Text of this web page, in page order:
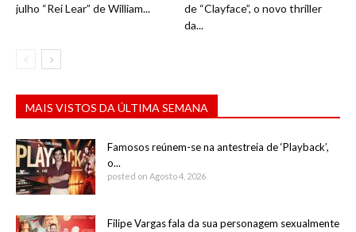
julho “Rei Lear” de William...
de “Clayface”, o novo thriller
da...
MAIS VISTOS DA ÚLTIMA SEMANA
Famosos reúnem-se na antestreia de ‘Playback’,
o...
posted on Agosto 4, 2026
Filipe Vargas fala da sua personagem sexualmente